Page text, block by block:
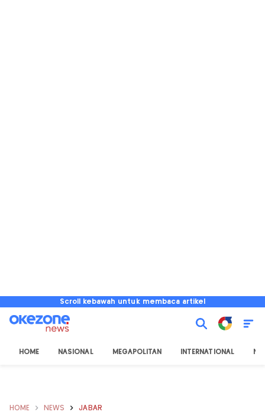
Scroll kebawah untuk membaca artikel
HOME NASIONAL MEGAPOLITAN INTERNATIONAL
HOME NEWS JABAR